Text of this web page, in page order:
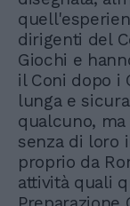
dirigenti del
Giochi e
il Coni dopo i
lunga e
qualcuno,
senza di loro
proprio da
attività quali